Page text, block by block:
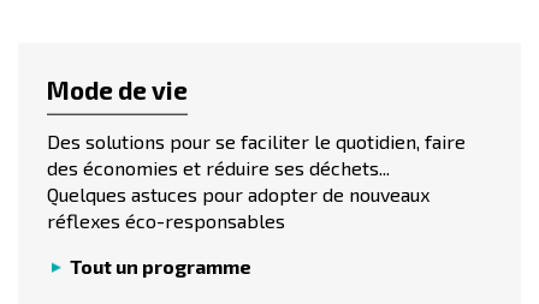
Mode de vie
Des solutions pour se faciliter le quotidien, faire
des économies et réduire ses déchets...
Quelques astuces pour adopter de nouveaux
réflexes éco-responsables
Tout un programme